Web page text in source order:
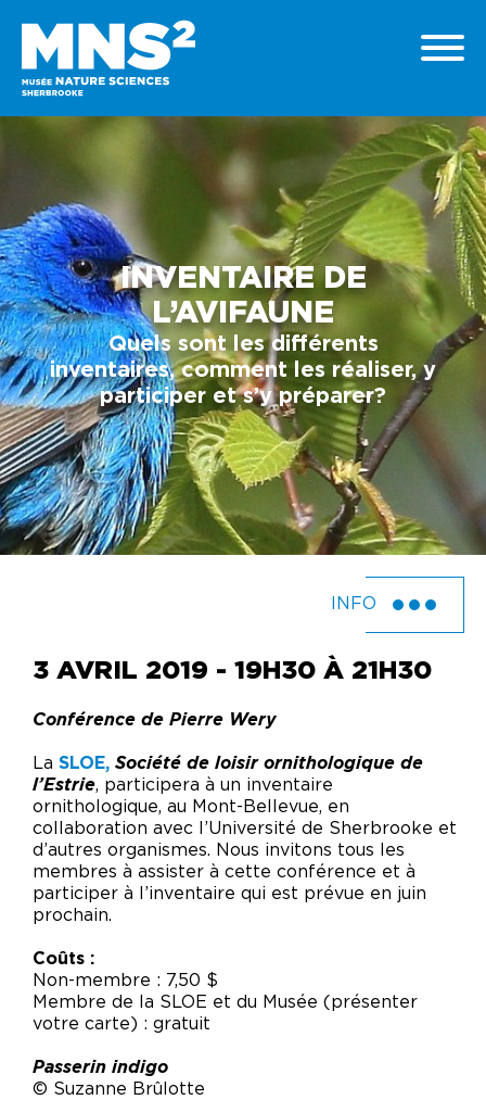
INVENTAIRE DE
L’AVIFAUNE
Quels sont les différents
inventaires, comment les réaliser, y
participer et s’y préparer?
INFO
3 AVRIL 2019 - 19H30 À 21H30
Conférence de Pierre Wery
La SLOE, Société de loisir ornithologique de
l’Estrie, participera à un inventaire
ornithologique, au Mont-Bellevue, en
collaboration avec l’Université de Sherbrooke et
d’autres organismes. Nous invitons tous les
membres à assister à cette conférence et à
participer à l’inventaire qui est prévue en juin
prochain.
Coûts :
Non-membre : 7,50 $
Membre de la SLOE et du Musée (présenter
votre carte) : gratuit
Passerin indigo
© Suzanne Brûlotte